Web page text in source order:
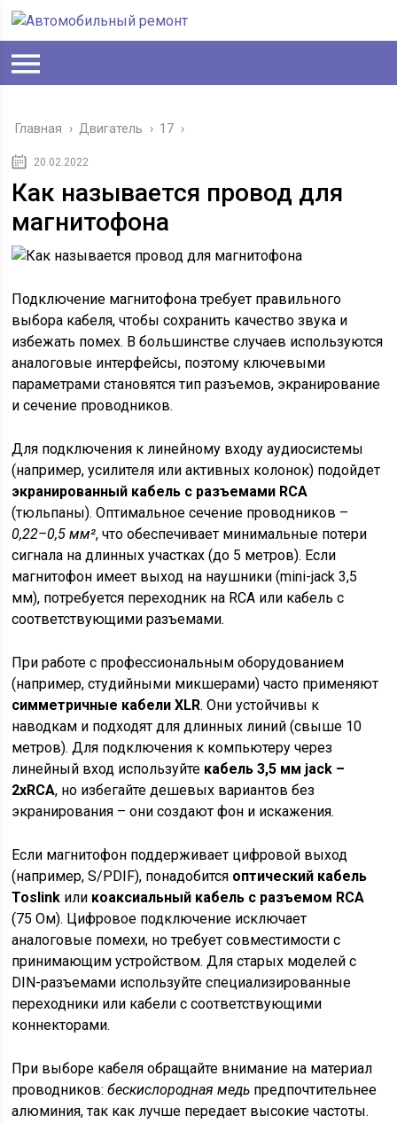
Главная › Двигатель › 17 ›
20.02.2022
Как называется провод для
магнитофона
Подключение магнитофона требует правильного
выбора кабеля, чтобы сохранить качество звука и
избежать помех. В большинстве случаев используются
аналоговые интерфейсы, поэтому ключевыми
параметрами становятся тип разъемов, экранирование
и сечение проводников.
Для подключения к линейному входу аудиосистемы
(например, усилителя или активных колонок) подойдет
экранированный кабель с разъемами RCA
(тюльпаны). Оптимальное сечение проводников –
0,22–0,5 мм², что обеспечивает минимальные потери
сигнала на длинных участках (до 5 метров). Если
магнитофон имеет выход на наушники (mini-jack 3,5
мм), потребуется переходник на RCA или кабель с
соответствующими разъемами.
При работе с профессиональным оборудованием
(например, студийными микшерами) часто применяют
симметричные кабели XLR. Они устойчивы к
наводкам и подходят для длинных линий (свыше 10
метров). Для подключения к компьютеру через
линейный вход используйте кабель 3,5 мм jack –
2xRCA, но избегайте дешевых вариантов без
экранирования – они создают фон и искажения.
Если магнитофон поддерживает цифровой выход
(например, S/PDIF), понадобится оптический кабель
Toslink или коаксиальный кабель с разъемом RCA
(75 Ом). Цифровое подключение исключает
аналоговые помехи, но требует совместимости с
принимающим устройством. Для старых моделей с
DIN-разъемами используйте специализированные
переходники или кабели с соответствующими
коннекторами.
При выборе кабеля обращайте внимание на материал
проводников:бескислородная медь предпочтительнее
алюминия, так как лучше передает высокие частоты.